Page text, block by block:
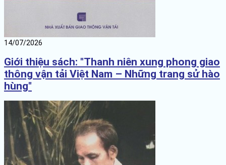
14/07/2026
Giới thiệu sách: "Thanh niên xung phong giao
thông vận tải Việt Nam – Những trang sử hào
hùng"